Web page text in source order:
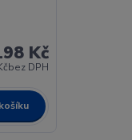
Kč
bez DPH